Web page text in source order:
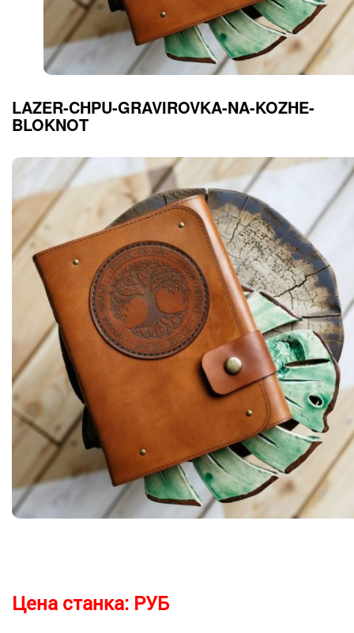
LAZER-CHPU-GRAVIROVKA-NA-KOZHE-
BLOKNOT
Цена станка: РУБ